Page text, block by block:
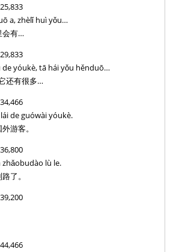
a, zhèlǐ huì yǒu…
会有…
de yóukè, tā hái yǒu hěnduō…
还有很多…
de guówài yóukè.
游客。
zhǎobudào lù le.
了。